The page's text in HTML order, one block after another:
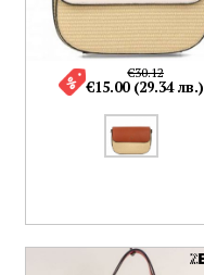
€30.12
€15.00 (29.34 лв.)